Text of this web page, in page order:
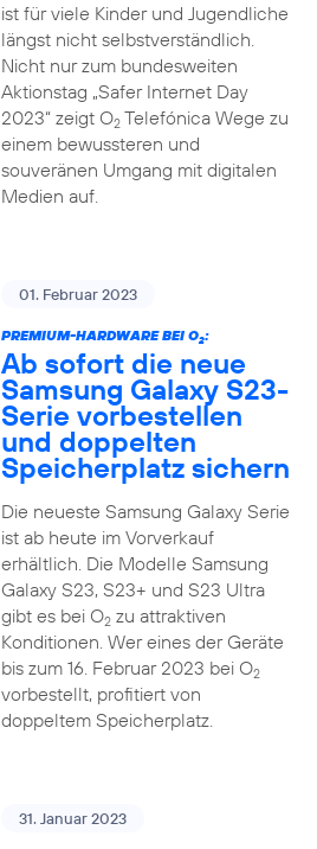
ist für viele Kinder und Jugendliche
längst nicht selbstverständlich.
Nicht nur zum bundesweiten
Aktionstag „Safer Internet Day
2023“ zeigt O2Telefónica Wege zu
einem bewussteren und
souveränen Umgang mit digitalen
Medien auf.
01. Februar 2023
PREMIUM-HARDWARE BEI O2:
Ab sofort die neue
Samsung Galaxy S23-
Serie vorbestellen
und doppelten
Speicherplatz sichern
Die neueste Samsung Galaxy Serie
ist ab heute im Vorverkauf
erhältlich. Die Modelle Samsung
Galaxy S23, S23+ und S23 Ultra
gibt es bei O2zu attraktiven
Konditionen. Wer eines der Geräte
bis zum 16. Februar 2023 bei O2
vorbestellt, profitiert von
doppeltem Speicherplatz.
31. Januar 2023